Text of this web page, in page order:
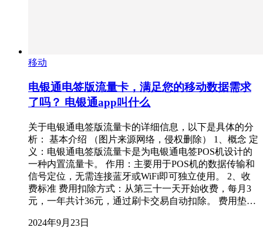
移动
电银通电签版流量卡，满足您的移动数据需求
了吗？ 电银通app叫什么
关于电银通电签版流量卡的详细信息，以下是具体的分
析： 基本介绍 （图片来源网络，侵权删除） 1、概念 定
义：电银通电签版流量卡是为电银通电签POS机设计的
一种内置流量卡。 作用：主要用于POS机的数据传输和
信号定位，无需连接蓝牙或WiFi即可独立使用。 2、收
费标准 费用扣除方式：从第三十一天开始收费，每月3
元，一年共计36元，通过刷卡交易自动扣除。 费用垫…
2024年9月23日